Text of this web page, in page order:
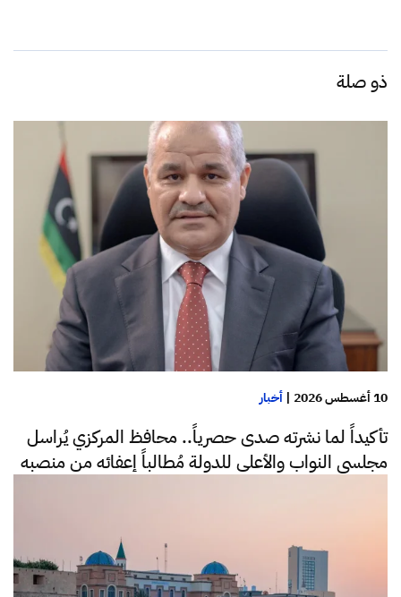
ذو صلة
10 أغسطس 2026 | أخبار
تأكيداً لما نشرته صدى حصرياً.. محافظ المركزي يُراسل
مجلسي النواب والأعلى للدولة مُطالباً إعفائه من منصبه